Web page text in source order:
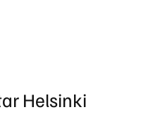
Helsinki